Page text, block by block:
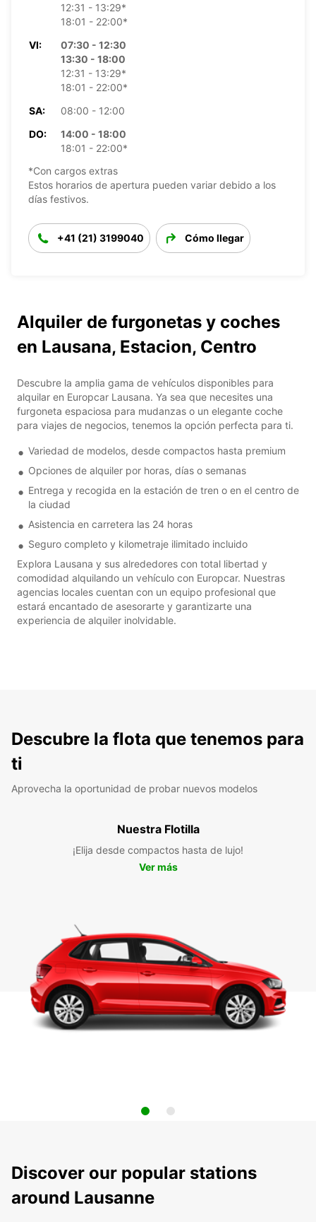
12:31 - 13:29*
18:01 - 22:00*
VI:
07:30 - 12:30
13:30 - 18:00
12:31 - 13:29*
18:01 - 22:00*
SA:
08:00 - 12:00
DO:
14:00 - 18:00
18:01 - 22:00*
*Con cargos extras
Estos horarios de apertura pueden variar debido a los
días festivos.
+41 (21) 3199040 Cómo llegar
Alquiler de furgonetas y coches
en Lausana, Estacion, Centro
Descubre la amplia gama de vehículos disponibles para
alquilar en Europcar Lausana. Ya sea que necesites una
furgoneta espaciosa para mudanzas o un elegante coche
para viajes de negocios, tenemos la opción perfecta para ti.
Variedad de modelos, desde compactos hasta premium
Opciones de alquiler por horas, días o semanas
Entrega y recogida en la estación de tren o en el centro de
la ciudad
Asistencia en carretera las 24 horas
Seguro completo y kilometraje ilimitado incluido
Explora Lausana y sus alrededores con total libertad y
comodidad alquilando un vehículo con Europcar. Nuestras
agencias locales cuentan con un equipo profesional que
estará encantado de asesorarte y garantizarte una
experiencia de alquiler inolvidable.
Descubre la flota que tenemos para
ti
Aprovecha la oportunidad de probar nuevos modelos
Nuestra Flotilla
¡Elija desde compactos hasta de lujo!
Ver más
Discover our popular stations
around Lausanne